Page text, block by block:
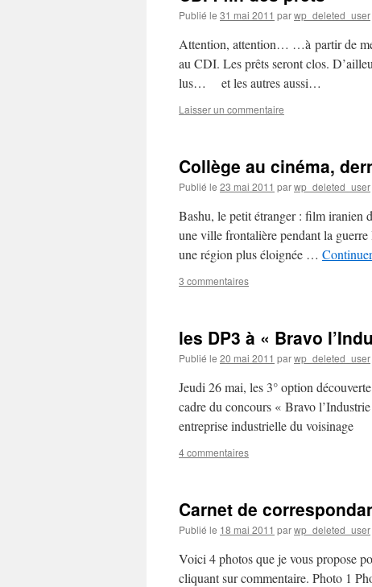
Publié le 31 mai 2011 parwp_deleted_user
Attention, attention… …à partir de
au CDI. Les prêts seront clos.
lus… et les autres aussi…
Laisser un commentaire
Collège au cinéma,
Publié le 23 mai 2011 parwp_deleted_user
Bashu, le petit étranger : film iranien
une ville frontalière pendant la
une région plus éloignée …
3 commentaires
les DP3 à « Bravo
Publié le 20 mai 2011 parwp_deleted_user
Jeudi 26 mai, les 3° option
cadre du concours « Bravo
entreprise industrielle du voisinage
4 commentaires
Carnet de
Publié le 18 mai 2011 parwp_deleted_user
Voici 4 photos que je vous propose
cliquant sur commentaire. Photo 1